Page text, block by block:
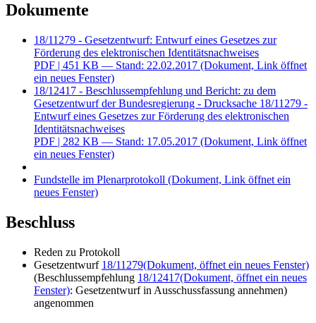
Dokumente
18/11279 - Gesetzentwurf: Entwurf eines Gesetzes zur
Förderung des elektronischen Identitätsnachweises
PDF | 451 KB — Stand: 22.02.2017 (Dokument, Link öffnet
ein neues Fenster)
18/12417 - Beschlussempfehlung und Bericht: zu dem
Gesetzentwurf der Bundesregierung - Drucksache 18/11279 -
Entwurf eines Gesetzes zur Förderung des elektronischen
Identitätsnachweises
PDF | 282 KB — Stand: 17.05.2017 (Dokument, Link öffnet
ein neues Fenster)
Fundstelle im Plenarprotokoll (Dokument, Link öffnet ein
neues Fenster)
Beschluss
Reden zu Protokoll
Gesetzentwurf 18/11279(Dokument, öffnet ein neues Fenster)
(Beschlussempfehlung 18/12417(Dokument, öffnet ein neues
Fenster): Gesetzentwurf in Ausschussfassung annehmen)
angenommen